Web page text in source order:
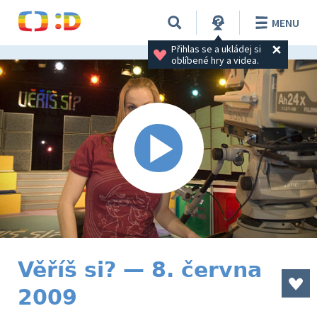
Přihlas se a ukládej si
oblíbené hry a videa.
MENU
Věříš si? — 8. června
2009